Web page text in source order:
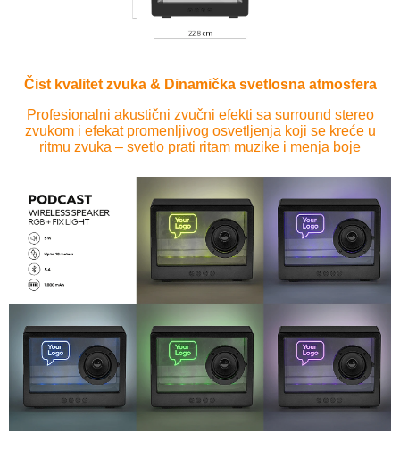
Čist kvalitet zvuka & Dinamička svetlosna atmosfera
Profesionalni akustični zvučni efekti sa surround stereo
zvukom i efekat promenljivog osvetljenja koji se kreće u
ritmu zvuka – svetlo prati ritam muzike i menja boje